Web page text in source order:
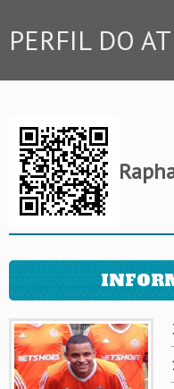
PERFIL DO